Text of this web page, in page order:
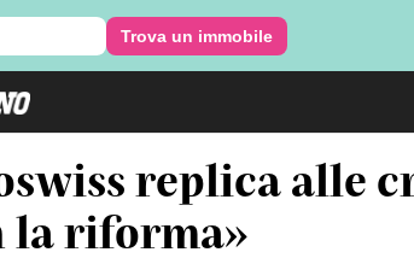
Trova un immobile
replica alle
la riforma»